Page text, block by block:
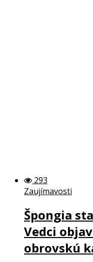
293
Zaujímavosti
Špongia
Vedci
obrovskú